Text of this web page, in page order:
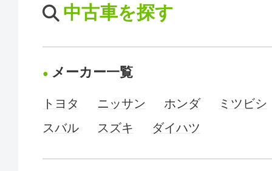
中古車を探す
メーカー一覧
トヨタ ニッサン ホンダ
ミツビシ
スバル
スズキ ダイハツ